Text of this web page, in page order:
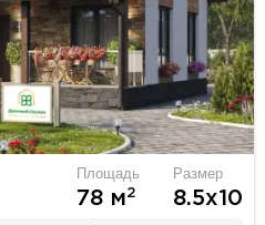
Площадь
78 м2
Размер
8.5х10